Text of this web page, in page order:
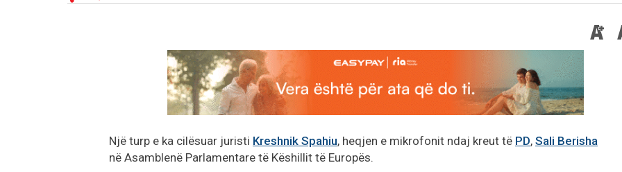
Një turp e ka cilësuar juristi Kreshnik Spahiu, heqjen e mikrofonit ndaj kreut të PD, Sali Berisha
në Asamblenë Parlamentare të Këshillit të Europës.